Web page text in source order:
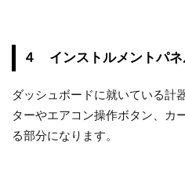
４ インストルメントパネ
ダッシュボードに就いている計
ターやエアコン操作ボタン、カ
る部分になります。